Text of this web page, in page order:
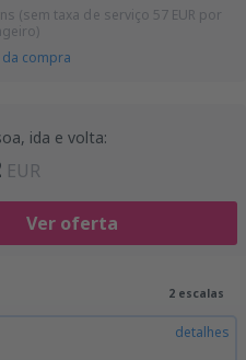
(sem taxa de serviço 57 EUR por
compra
ida e volta:
EUR
Ver oferta
2 escalas
detalhes